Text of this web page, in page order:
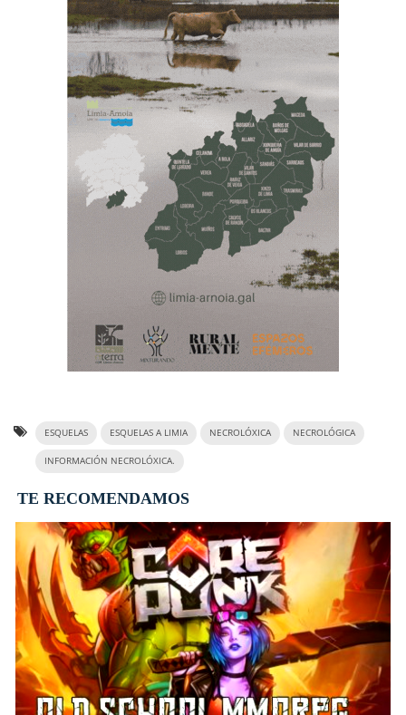
ESQUELAS ESQUELAS A LIMIA NECROLÓXICA NECROLÓGICA
INFORMACIÓN NECROLÓXICA.
TE RECOMENDAMOS